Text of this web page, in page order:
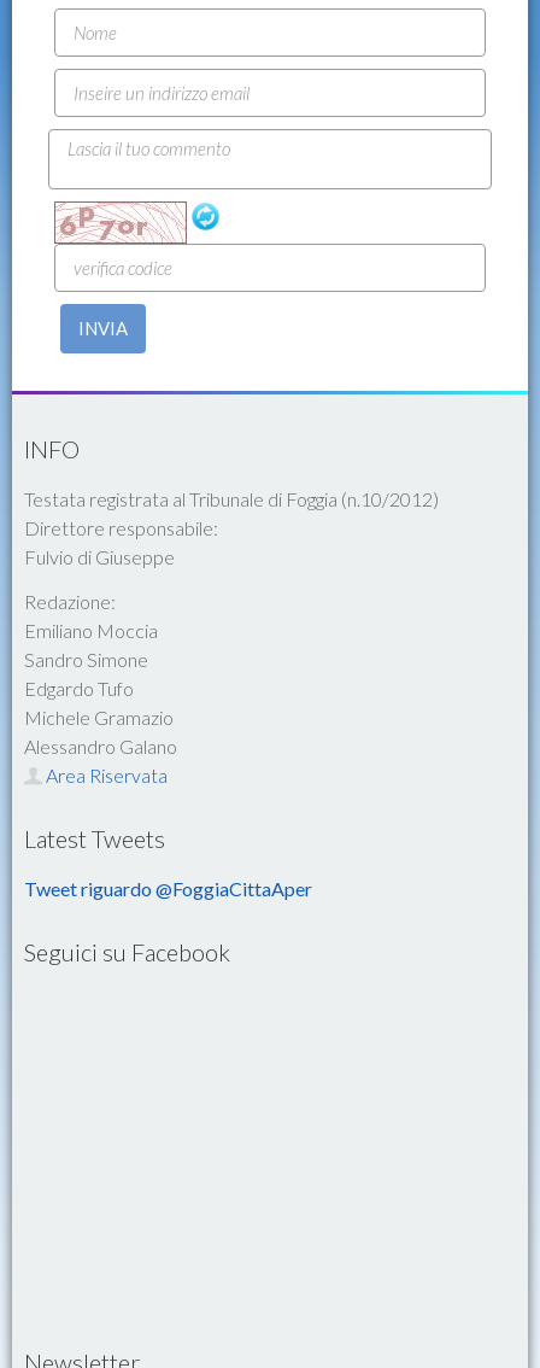
INVIA
INFO
Testata registrata al Tribunale di Foggia (n.10/2012)
Direttore responsabile:
Fulvio di Giuseppe
Redazione:
Emiliano Moccia
Sandro Simone
Edgardo Tufo
Michele Gramazio
Alessandro Galano
Area Riservata
Latest Tweets
Tweet riguardo @FoggiaCittaAper
Seguici su Facebook
Newsletter